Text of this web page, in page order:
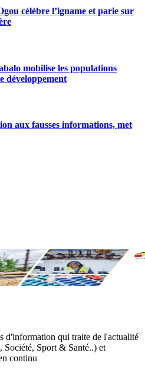
célèbre l’igname et parie sur
mobilise les populations
développement
aux fausses informations, met
d'information qui traite de l'actualité
Sport & Santé..) et
continu